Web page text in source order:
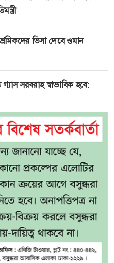
ভিসা দেবে ওমান
সরবরাহ স্বাভাবিক হবে: